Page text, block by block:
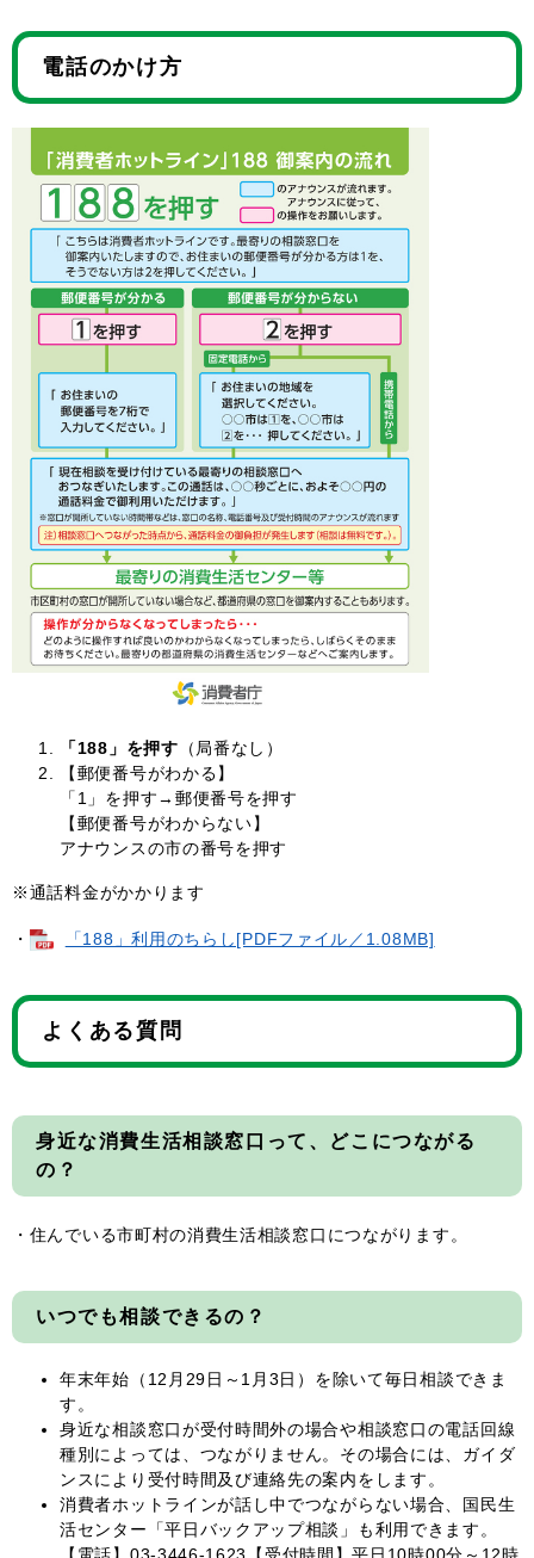
電話のかけ方
「188」を押す （局番なし）
【郵便番号がわかる】
「1」を押す→郵便番号を押す
【郵便番号がわからない】
アナウンスの市の番号を押す
※通話料金がかかります
・ 「188」利用のちらし[PDFファイル／1.08MB]
よくある質問
身近な消費生活相談窓口って、どこにつながる
の？
・住んでいる市町村の消費生活相談窓口につながります。
いつでも相談できるの？
年末年始（12月29日～1月3日）を除いて毎日相談できま
す。
身近な相談窓口が受付時間外の場合や相談窓口の電話回線
種別によっては、つながりません。その場合には、ガイダ
ンスにより受付時間及び連絡先の案内をします。
消費者ホットラインが話し中でつながらない場合、国民生
活センター「平日バックアップ相談」も利用できます。
【電話】03-3446-1623【受付時間】平日10時00分～12時